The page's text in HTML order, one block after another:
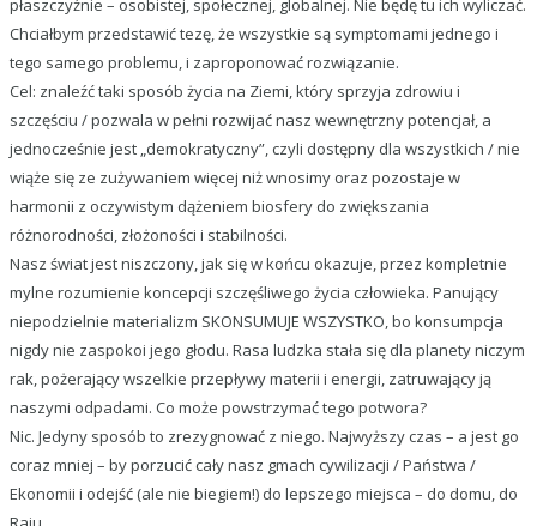
płaszczyźnie – osobistej, społecznej, globalnej. Nie będę tu ich wyliczać.
Chciałbym przedstawić tezę, że wszystkie są symptomami jednego i
tego samego problemu, i zaproponować rozwiązanie.
Cel: znaleźć taki sposób życia na Ziemi, który sprzyja zdrowiu i
szczęściu / pozwala w pełni rozwijać nasz wewnętrzny potencjał, a
jednocześnie jest „demokratyczny”, czyli dostępny dla wszystkich / nie
wiąże się ze zużywaniem więcej niż wnosimy oraz pozostaje w
harmonii z oczywistym dążeniem biosfery do zwiększania
różnorodności, złożoności i stabilności.
Nasz świat jest niszczony, jak się w końcu okazuje, przez kompletnie
mylne rozumienie koncepcji szczęśliwego życia człowieka. Panujący
niepodzielnie materializm SKONSUMUJE WSZYSTKO, bo konsumpcja
nigdy nie zaspokoi jego głodu. Rasa ludzka stała się dla planety niczym
rak, pożerający wszelkie przepływy materii i energii, zatruwający ją
naszymi odpadami. Co może powstrzymać tego potwora?
Nic. Jedyny sposób to zrezygnować z niego. Najwyższy czas – a jest go
coraz mniej – by porzucić cały nasz gmach cywilizacji / Państwa /
Ekonomii i odejść (ale nie biegiem!) do lepszego miejsca – do domu, do